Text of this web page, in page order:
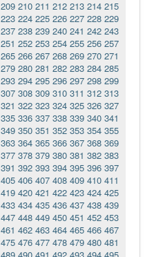
209 210 211 212 213 214 215
223 224 225 226 227 228 229
237 238 239 240 241 242 243
251 252 253 254 255 256 257
265 266 267 268 269 270 271
279 280 281 282 283 284 285
293 294 295 296 297 298 299
307 308 309 310 311 312 313
321 322 323 324 325 326 327
335 336 337 338 339 340 341
349 350 351 352 353 354 355
363 364 365 366 367 368 369
377 378 379 380 381 382 383
391 392 393 394 395 396 397
405 406 407 408 409 410 411
419 420 421 422 423 424 425
433 434 435 436 437 438 439
447 448 449 450 451 452 453
461 462 463 464 465 466 467
475 476 477 478 479 480 481